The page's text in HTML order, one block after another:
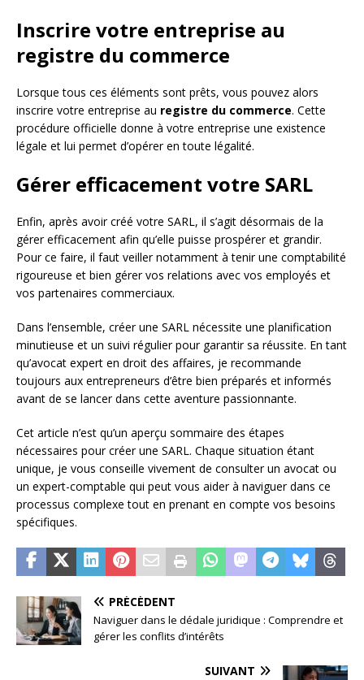
Inscrire votre entreprise au
registre du commerce
Lorsque tous ces éléments sont prêts, vous pouvez alors
inscrire votre entreprise au registre du commerce. Cette
procédure officielle donne à votre entreprise une existence
légale et lui permet d’opérer en toute légalité.
Gérer efficacement votre SARL
Enfin, après avoir créé votre SARL, il s’agit désormais de la
gérer efficacement afin qu’elle puisse prospérer et grandir.
Pour ce faire, il faut veiller notamment à tenir une comptabilité
rigoureuse et bien gérer vos relations avec vos employés et
vos partenaires commerciaux.
Dans l’ensemble, créer une SARL nécessite une planification
minutieuse et un suivi régulier pour garantir sa réussite. En tant
qu’avocat expert en droit des affaires, je recommande
toujours aux entrepreneurs d’être bien préparés et informés
avant de se lancer dans cette aventure passionnante.
Cet article n’est qu’un aperçu sommaire des étapes
nécessaires pour créer une SARL. Chaque situation étant
unique, je vous conseille vivement de consulter un avocat ou
un expert-comptable qui peut vous aider à naviguer dans ce
processus complexe tout en prenant en compte vos besoins
spécifiques.
PRÉCÉDENT
Naviguer dans le dédale juridique : Comprendre et
gérer les conflits d’intérêts
SUIVANT